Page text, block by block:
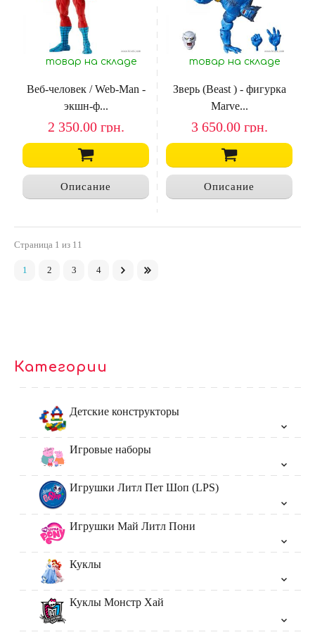
товар на складе
Веб-человек / Web-Man -
экшн-ф...
2 350.00 грн.
Описание
товар на складе
Зверь (Beast ) - фигурка
Marve...
3 650.00 грн.
Описание
Страница 1 из 11
1 2 3 4
Категории
Детские конструкторы
Игровые наборы
Игрушки Литл Пет Шоп (LPS)
Игрушки Май Литл Пони
Куклы
Куклы Монстр Хай